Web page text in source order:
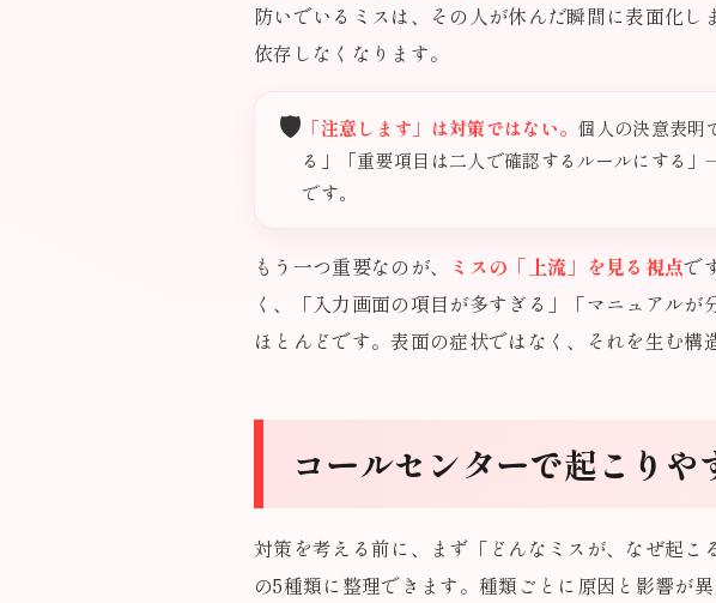
防いでいるミスは、その人が休んだ瞬間に表面化
依存しなくなります。
🛡️ 「注意します」は対策ではない。 個人の決意表明
る」「重要項目は二人で確認するルールにする
です。
もう一つ重要なのが、 ミスの「上流」を見る視点で
く、「入力画面の項目が多すぎる」「マニュアル
ほとんどです。表面の症状ではなく、それを生む構
コールセンターで起こりや
対策を考える前に、まず「どんなミスが、なぜ起
の5種類に整理できます。種類ごとに原因と影響が